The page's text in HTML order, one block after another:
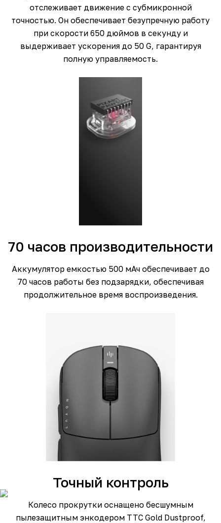
отслеживает движение с субмикронной
точностью. Он обеспечивает безупречную работу
при скорости 650 дюймов в секунду и
выдерживает ускорения до 50 G, гарантируя
полную управляемость.
70 часов производительности
Аккумулятор емкостью 500 мАч обеспечивает до
70 часов работы без подзарядки, обеспечивая
продолжительное время воспроизведения.
Точный контроль
Колесо прокрутки оснащено бесшумным
пылезащитным энкодером TTC Gold Dustproof,